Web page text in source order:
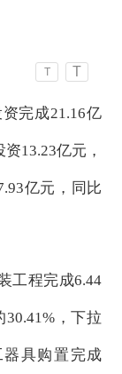
T T
完成21.16亿
13.23亿元，
亿元，同比
工程完成6.44
30.41%，下拉
器具购置完成